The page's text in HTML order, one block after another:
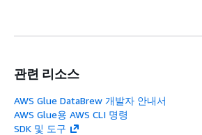
관련 리소스
AWS Glue DataBrew 개발자 안내서
AWS Glue용 AWS CLI 명령
SDK 및 도구